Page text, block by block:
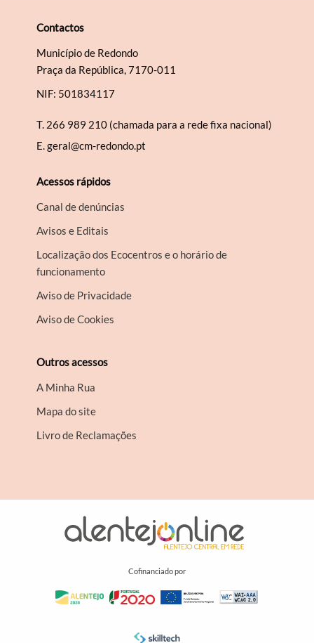
Contactos
Município de Redondo
Praça da República, 7170-011
NIF: 501834117
T. 266 989 210 (chamada para a rede fixa nacional)
E.geral@cm-redondo.pt
Acessos rápidos
Canal de denúncias
Avisos e Editais
Localização dos Ecocentros e o horário de
funcionamento
Aviso de Privacidade
Aviso de Cookies
Outros acessos
A Minha Rua
Mapa do site
Livro de Reclamações
Cofinanciado por